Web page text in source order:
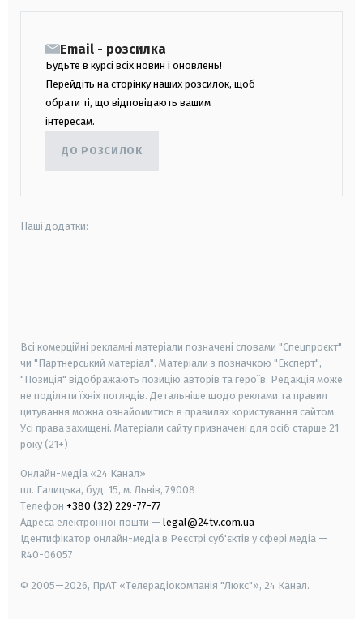
Email - розсилка
Будьте в курсі всіх новин і оновлень!
Перейдіть на сторінку наших розсилок, щоб
обрати ті, що відповідають вашим
інтересам.
ДО РОЗСИЛОК
Наші додатки:
Всі комерційні рекламні матеріали позначені словами "Спецпроєкт"
чи "Партнерський матеріал". Матеріали з позначкою "Експерт",
"Позиція" відображають позицію авторів та героїв. Редакція може
не поділяти їхніх поглядів. Детальніше щодо реклами та правил
цитування можна ознайомитись в правилах користування сайтом.
Усі права захищені. Матеріали сайту призначені для осіб старше 21
року (21+)
Онлайн-медіа «24 Канал»
пл. Галицька, буд. 15, м. Львів, 79008
Телефон +380 (32) 229-77-77
Адреса електронної пошти — legal@24tv.com.ua
Ідентифікатор онлайн-медіа в Реєстрі суб'єктів у сфері медіа —
R40-06057
© 2005—2026, ПрАТ «Телерадіокомпанія "Люкс"», 24 Канал.